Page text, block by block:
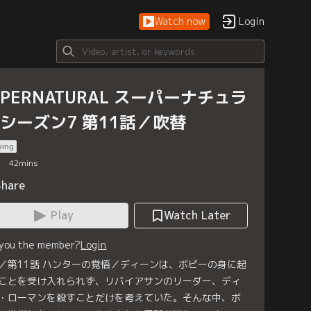
Watch now Login
スーパーナチュラ
ーズン7 第11話／吹替
42mins
Play
Watch Later
the member?Login
第11話 ハンターの覚悟／ディーンは、ボビーの身に起
とを受け入れられず、リバイアサンのリーダー、ディ
ローマンを殺すことだけを考えていた。そんな中、ボ